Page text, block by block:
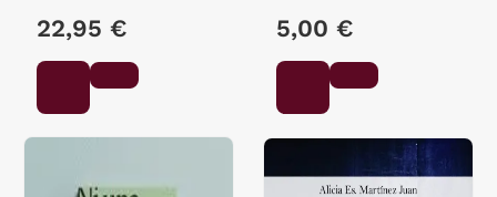
22,95 € 5,00 €